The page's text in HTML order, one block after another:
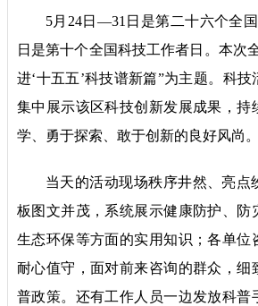
5月24日—31日是第二十六个全
日是第十个全国科技工作者日。本次
进‘十五五’科技谱新篇”为主题。科
集中展示该区科技创新发展成果，持
学、勇于探索、敢于创新的良好风尚。
当天的活动现场秩序井然、亮点
板图文并茂，系统展示健康防护、防
生态环保等方面的实用知识；各单位
耐心值守，面对前来咨询的群众，细
普政策。还有工作人员一边发放科普